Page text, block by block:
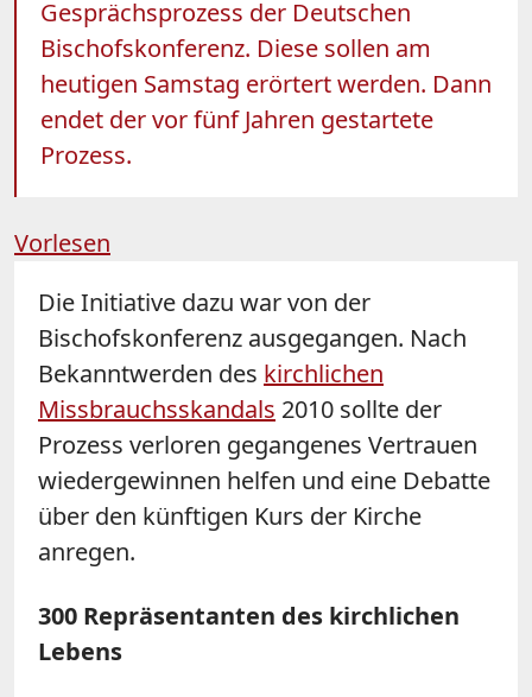
Gesprächsprozess der Deutschen
Bischofskonferenz. Diese sollen am
heutigen Samstag erörtert werden. Dann
endet der vor fünf Jahren gestartete
Prozess.
Vorlesen
Die Initiative dazu war von der
Bischofskonferenz ausgegangen. Nach
Bekanntwerden des kirchlichen
Missbrauchsskandals 2010 sollte der
Prozess verloren gegangenes Vertrauen
wiedergewinnen helfen und eine Debatte
über den künftigen Kurs der Kirche
anregen.
300 Repräsentanten des kirchlichen
Lebens